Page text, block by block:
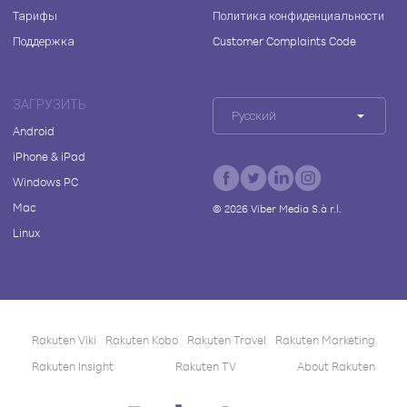
Тарифы
Поддержка
Политика конфиденциальности
Customer Complaints Code
ЗАГРУЗИТЬ
Android
iPhone & iPad
Windows PC
Mac
Linux
Русский
© 2026Viber Media S.à r.l.
Rakuten Viki Rakuten Kobo Rakuten Travel
Rakuten Marketing
Rakuten Insight
Rakuten TV About Rakuten